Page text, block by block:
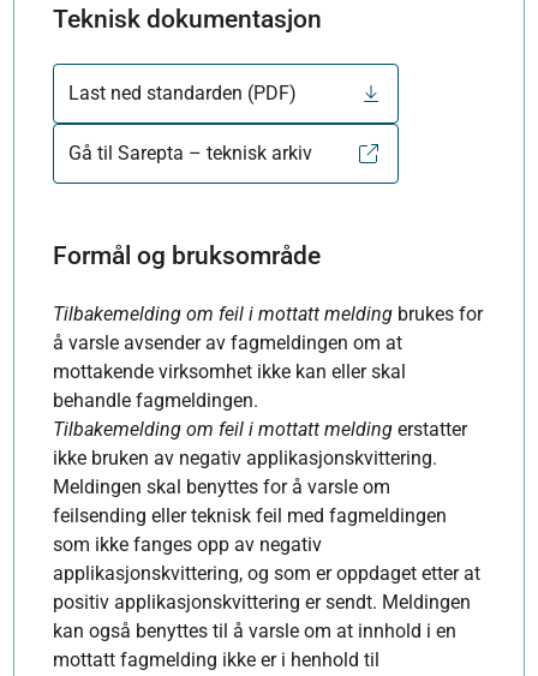
Teknisk dokumentasjon
Last ned standarden (PDF)
Gå til Sarepta – teknisk arkiv
Formål og bruksområde
Tilbakemelding om feil i mottatt melding brukes for
å varsle avsender av fagmeldingen om at
mottakende virksomhet ikke kan eller skal
behandle fagmeldingen.
Tilbakemelding om feil i mottatt melding erstatter
ikke bruken av negativ applikasjonskvittering.
Meldingen skal benyttes for å varsle om
feilsending eller teknisk feil med fagmeldingen
som ikke fanges opp av negativ
applikasjonskvittering, og som er oppdaget etter at
positiv applikasjonskvittering er sendt. Meldingen
kan også benyttes til å varsle om at innhold i en
mottatt fagmelding ikke er i henhold til